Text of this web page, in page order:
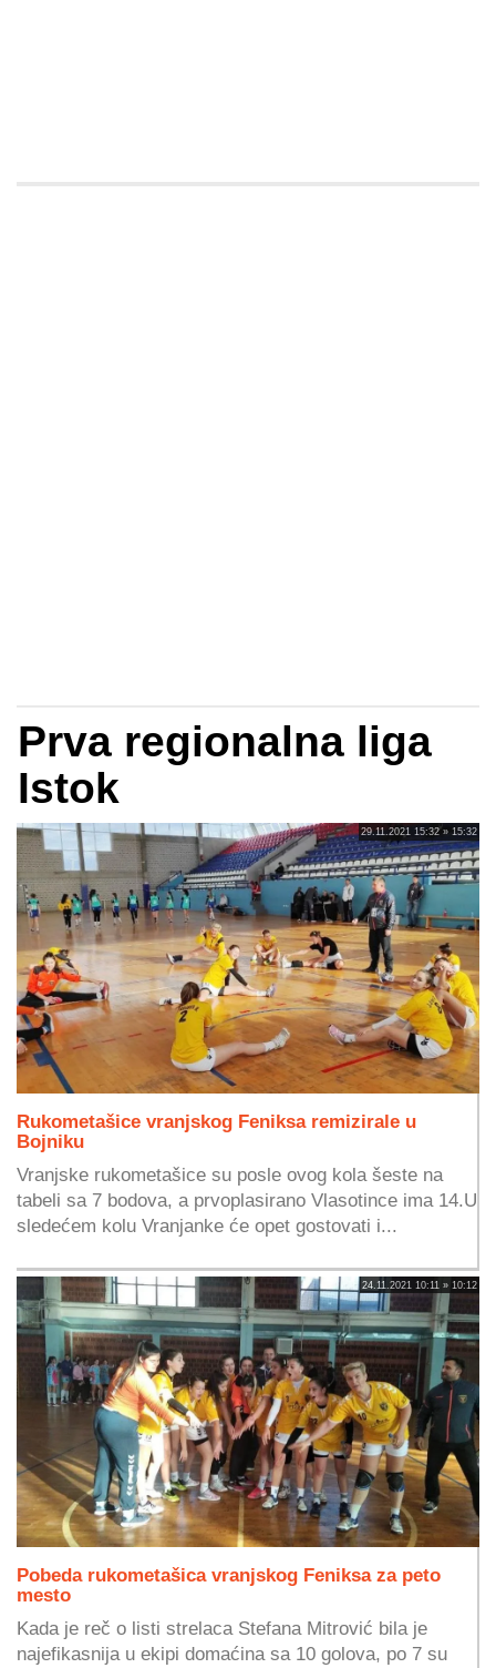
Prva regionalna liga
Istok
29.11.2021 15:32 » 15:32
Rukometašice vranjskog Feniksa remizirale u
Bojniku
Vranjske rukometašice su posle ovog kola šeste na
tabeli sa 7 bodova, a prvoplasirano Vlasotince ima 14.U
sledećem kolu Vranjanke će opet gostovati i...
24.11.2021 10:11 » 10:12
Pobeda rukometašica vranjskog Feniksa za peto
mesto
Kada je reč o listi strelaca Stefana Mitrović bila je
najefikasnija u ekipi domaćina sa 10 golova, po 7 su